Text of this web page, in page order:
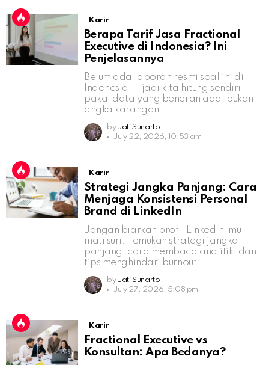
Karir
Berapa Tarif Jasa Fractional
Executive di Indonesia? Ini
Penjelasannya
Belum ada laporan resmi soal ini di
Indonesia — jadi kita hitung sendiri
pakai data yang beneran ada, bukan
angka karangan.
by Jati Sunarto
July 22, 2026, 10:53 am
Karir
Strategi Jangka Panjang: Cara
Menjaga Konsistensi Personal
Brand di LinkedIn
Jangan biarkan profil LinkedIn-mu
mati suri. Temukan strategi jangka
panjang, cara membaca analitik, dan
tips menghindari burnout.
by Jati Sunarto
July 27, 2026, 5:08 pm
Karir
Fractional Executive vs
Konsultan: Apa Bedanya?